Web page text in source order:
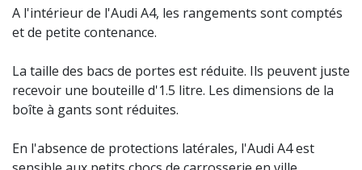
A l'intérieur de l'Audi A4, les rangements sont comptés
et de petite contenance.
La taille des bacs de portes est réduite. Ils peuvent juste
recevoir une bouteille d'1.5 litre. Les dimensions de la
boîte à gants sont réduites.
En l'absence de protections latérales, l'Audi A4 est